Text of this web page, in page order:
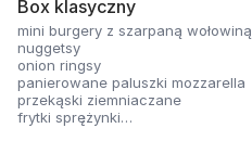
Box klasyczny
mini burgery z szarpaną wołowiną
nuggetsy
onion ringsy
panierowane paluszki mozzarella
przekąski ziemniaczane
frytki sprężynki